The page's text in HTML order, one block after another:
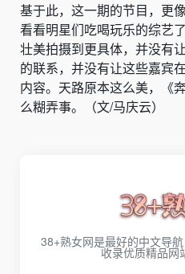
基于此，这一期的节目，更
看看明星们吃喝玩乐的综艺
壮美拍摄到更具体，并没有
的联系，并没有让这些嘉宾
内容。天路原本这么美，《
么糊弄事。（文/马庆云）
38+熟女网是最好的中文导
收录优质精品网